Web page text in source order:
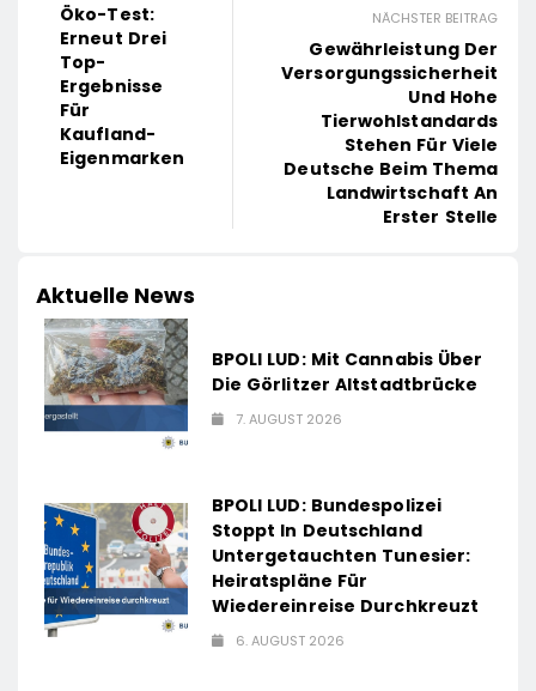
Öko-Test:
Erneut Drei
Top-
Ergebnisse
Für
Kaufland-
Eigenmarken
NÄCHSTER BEITRAG
Gewährleistung Der
Versorgungssicherheit
Und Hohe
Tierwohlstandards
Stehen Für Viele
Deutsche Beim Thema
Landwirtschaft An
Erster Stelle
Aktuelle News
BPOLI LUD: Mit Cannabis Über
Die Görlitzer Altstadtbrücke
7. AUGUST 2026
BPOLI LUD: Bundespolizei
Stoppt In Deutschland
Untergetauchten Tunesier:
Heiratspläne Für
Wiedereinreise Durchkreuzt
6. AUGUST 2026